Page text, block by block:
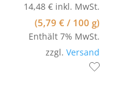
14,48€ inkl. MwSt.
(5,79€ / 100 g)
Enthält 7% MwSt.
zzgl.Versand